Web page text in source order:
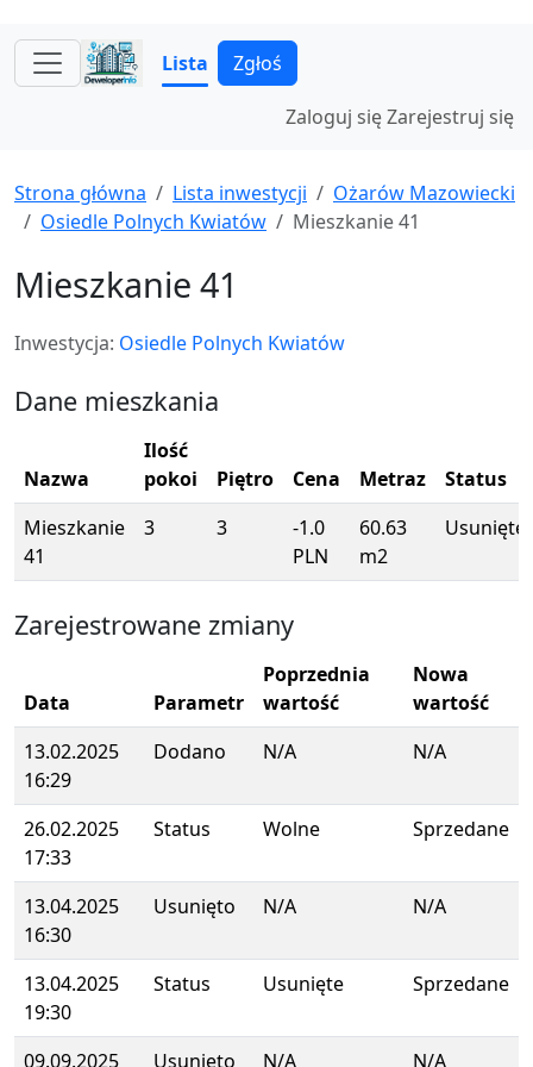
Lista Zgłoś
Zaloguj sięZarejestruj się
Strona główna Lista inwestycji
Ożarów Mazowiecki
Osiedle Polnych Kwiatów
Mieszkanie 41
Mieszkanie 41
Inwestycja: Osiedle Polnych Kwiatów
Dane mieszkania
Nazwa
Ilość
pokoi
Piętro Cena Metraz
Status
Mieszkanie
41
3 3
-1.0
PLN
60.63
m2
Usunięte
Zarejestrowane zmiany
Data Parametr
Poprzednia
wartość
Nowa
wartość
13.02.2025
16:29
Dodano N/A N/A
26.02.2025
17:33
Status Wolne Sprzedane
13.04.2025
16:30
Usunięto N/A N/A
13.04.2025
19:30
Status Usunięte Sprzedane
09.09.2025 Usunięto N/A N/A